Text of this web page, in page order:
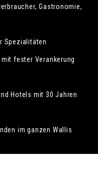
Gastronomie,
Spezialitäten
fester Verankerung
Hotels mit 30 Jahren
im ganzen Wallis